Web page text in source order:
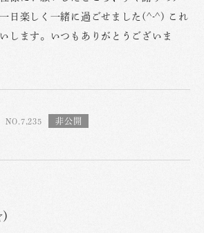
日楽しく一緒に過ごせました(^-^) これ
します。いつもありがとうございま
NO.7,235